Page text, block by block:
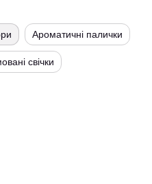
Ароматичні палички
свічки